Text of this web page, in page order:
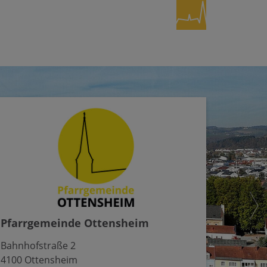
Pfarrgemeinde Ottensheim
Bahnhofstraße 2
4100 Ottensheim